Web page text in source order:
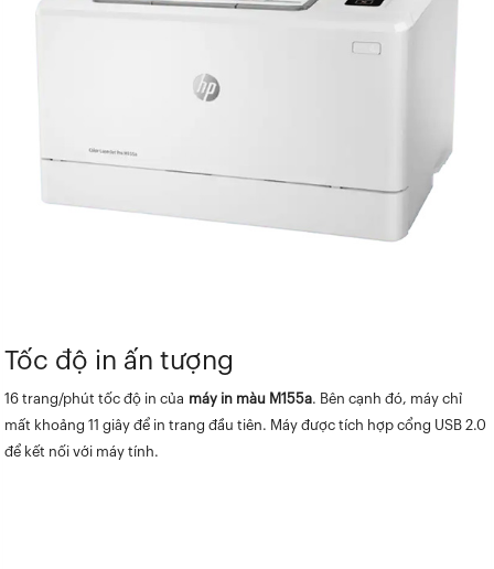
Tốc độ in ấn tượng
16 trang/phút tốc độ in của máy in màu M155a. Bên cạnh đó, máy chỉ
mất khoảng 11 giây để in trang đầu tiên. Máy được tích hợp cổng USB 2.0
để kết nối với máy tính.